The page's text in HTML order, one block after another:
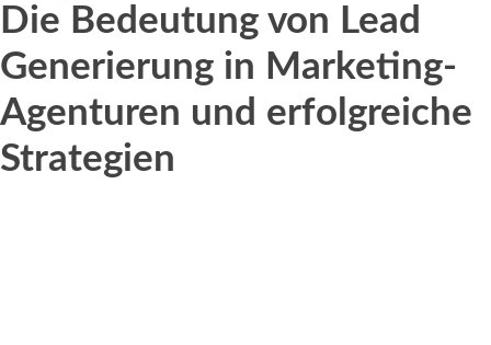
Die Bedeutung von Lead
Generierung in Marketing-
Agenturen und erfolgreiche
Strategien